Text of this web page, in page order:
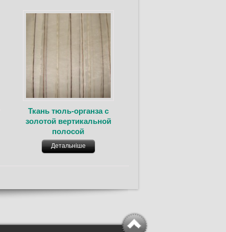
Ткань тюль-органза с
золотой вертикальной
полосой
Детальніше